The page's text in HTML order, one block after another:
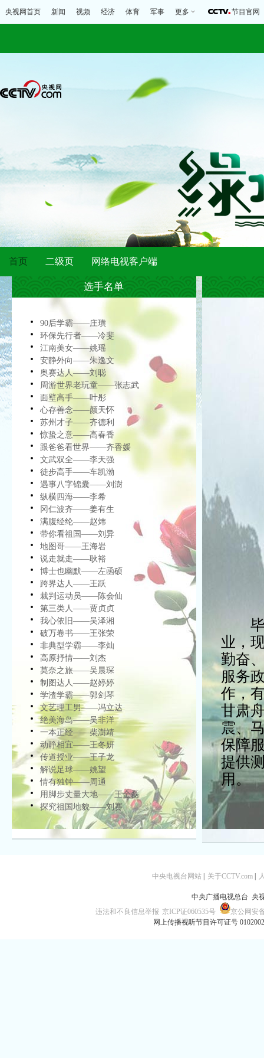
央视网首页 新闻 视频 经济 体育 军事 更多 节目官网
首页 二级页 网络电视客户端
选手名单
90后学霸——庄璜
环保先行者——冷斐
江南美女——姚瑶
安静外向——朱逸文
奥赛达人——刘聪
周游世界老玩童——张志武
面壁高手——叶彤
心存善念——颜天怀
苏州才子——齐德利
惊蛰之意——高春香
跟爸爸看世界——齐香媛
文武双全——李天强
徒步高手——车凯渤
遇事八字锦囊——刘澍
纵横四海——李希
冈仁波齐——姜有生
满腹经纶——赵炜
带你看祖国——刘异
地图哥——王海岩
说走就走——耿裕
博士也幽默——左函硕
跨界达人——王跃
裁判运动员——陈会仙
第三类人——贾贞贞
我心依旧——吴泽湘
破万卷书——王张荣
非典型学霸——李灿
高原抒情——刘杰
莫奈之旅——吴晨琛
制图达人——赵婷婷
学渣学霸——郭剑琴
文艺理工男——冯立达
绝美海岛——吴非洋
一本正经——柴澍靖
动静相宜——王冬妍
传道授业——王子龙
解说足球——姚望
情有独钟——周通
用脚步丈量大地——王金磊
探究祖国地貌——刘赛
毕
业，
勤奋
服务
作，
甘肃
震、
保障
提供
用。
中央电视台网站 关于CCTV.com
中央广播电视总台 央
违法和不良信息举报 京ICP证060535号
京公网安
网上传播视听节目许可证号